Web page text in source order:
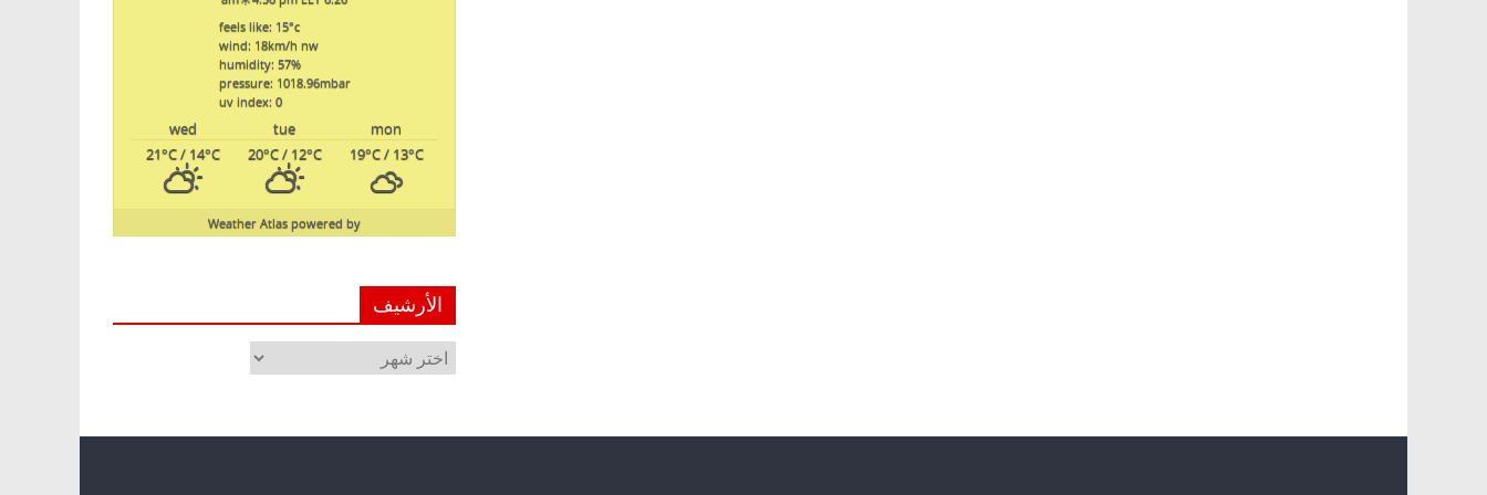
feels like: 15°c
wind: 18km/h nw
humidity: 57%
pressure: 1018.96mbar
uv index: 0
mon
tue
wed
19°C/ 13°C
20°C/ 12°C
21°C/ 14°C
powered by
Weather Atlas
الأرشيف
الأرشيف